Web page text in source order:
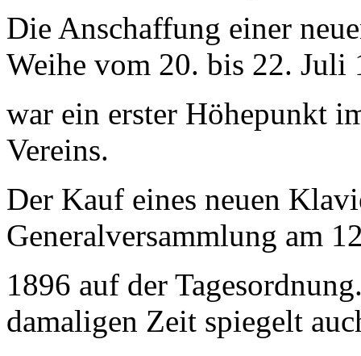
Die Anschaffung einer
Weihe vom 20. bis 22. Juli
war ein erster Höhepunkt
Vereins.
Der Kauf eines neuen
Generalversammlung am
1896 auf der
damaligen Zeit spiegelt